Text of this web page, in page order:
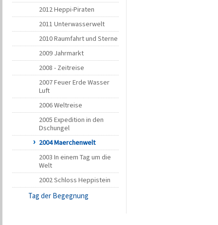
2012 Heppi-Piraten
2011 Unterwasserwelt
2010 Raumfahrt und Sterne
2009 Jahrmarkt
2008 - Zeitreise
2007 Feuer Erde Wasser
Luft
2006 Weltreise
2005 Expedition in den
Dschungel
2004 Maerchenwelt
2003 In einem Tag um die
Welt
2002 Schloss Heppistein
Tag der Begegnung